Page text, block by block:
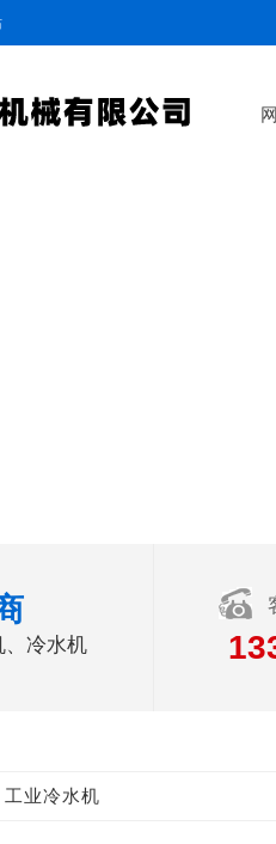
、冷水机
工业冷水机